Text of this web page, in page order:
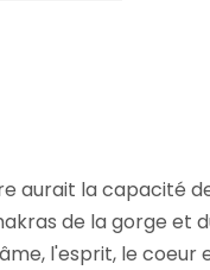
aurait la capacité
de la gorge et
l'esprit, le